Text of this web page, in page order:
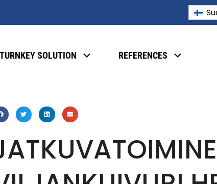
TURNKEY SOLUTION REFERENCES